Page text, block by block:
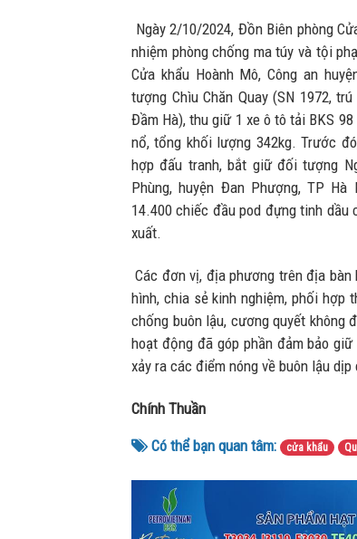
Ngày 2/10/2024, Đồn Biên phòng
nhiệm phòng chống ma túy và tội
Cửa khẩu Hoành Mô, Công an
tượng Chìu Chăn Quay (SN 1972,
Đầm Hà), thu giữ 1 xe ô tô tải BKS
nổ, tổng khối lượng 342kg. Trước
hợp đấu tranh, bắt giữ đối tượng
Phùng, huyện Đan Phượng, TP
14.400 chiếc đầu pod đựng tinh
xuất.
Các đơn vị, địa phương trên địa
hình, chia sẻ kinh nghiệm, phối hợp
chống buôn lậu, cương quyết không
hoạt động đã góp phần đảm bảo
xảy ra các điểm nóng về buôn lậu dịp
Chính Thuần
Có thể bạn quan tâm: cửa khẩu